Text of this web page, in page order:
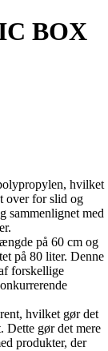
BOX
hvilket
over for slid og
sammenlignet med
på 60 cm og
på 80 liter. Denne
forskellige
hvilket gør det
Dette gør det mere
produkter, der